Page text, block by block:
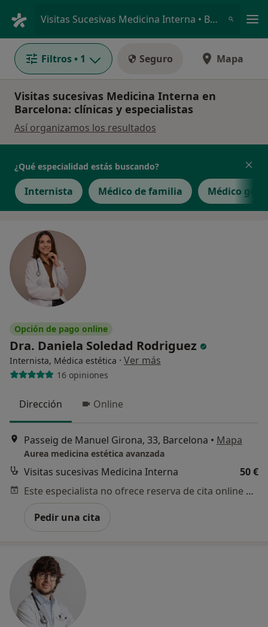
Visitas Sucesivas Medicina Interna • Barcelona, Barcelona
Filtros • 1 Seguro Mapa
Visitas sucesivas Medicina Interna en
Barcelona: clínicas y especialistas
Así organizamos los resultados
¿Qué especialidad estás buscando?
Internista Médico de familia Médico
Opción de pago online
Dra. Daniela Soledad Rodriguez
Internista, Médica estética · Ver más
16 opiniones
Dirección Online
Passeig de Manuel Girona, 33, Barcelona • Mapa
Aurea medicina estética avanzada
Visitas sucesivas Medicina Interna
50 €
Este especialista no ofrece reserva de cita online en esta dirección.
Pedir una cita